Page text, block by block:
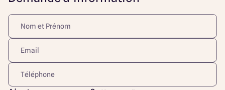
En optant pour ce projet, vous choisissez un cadre de vie
agréable, au cœur de la nature, sans sacrifier à l'accès
aux commodités de la vie urbaine. Tout est pensé pour que
vos moments en famille soient des plus agréables. Ne
manquez pas cette occasion de créer votre nouveau
foyer dans un environnement chaleureux et accueillant.